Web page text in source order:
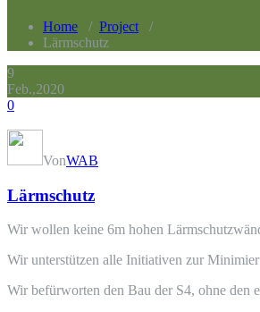
Home / Project /
Lärmschutz
9
Feb.,2020
0
VonWAB
Lärmschutz
Wir wollen keine 6m hohen
Wir unterstützen alle Initiativen zur
Wir befürworten den Bau der S4, ohne den